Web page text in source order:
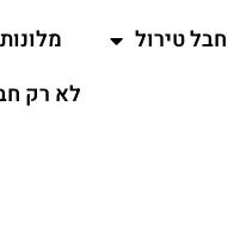
חבל טירול מלונות
לא רק